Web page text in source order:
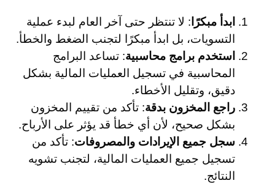
ابدأ مبكرًا : لا تنتظر حتى آخر العام لبدء عملية
التسويات، بل ابدأ مبكرًا لتجنب الضغط والخطأ.
استخدم برامج محاسبية: تساعد البرامج
المحاسبية في تسجيل العمليات المالية بشكل
دقيق، وتقليل الأخطاء.
راجع المخزون بدقة: تأكد من تقييم المخزون
بشكل صحيح، لأن أي خطأ قد يؤثر على الأرباح.
سجل جميع الإيرادات والمصروفات: تأكد من
تسجيل جميع العمليات المالية، لتجنب تشويه
النتائج.